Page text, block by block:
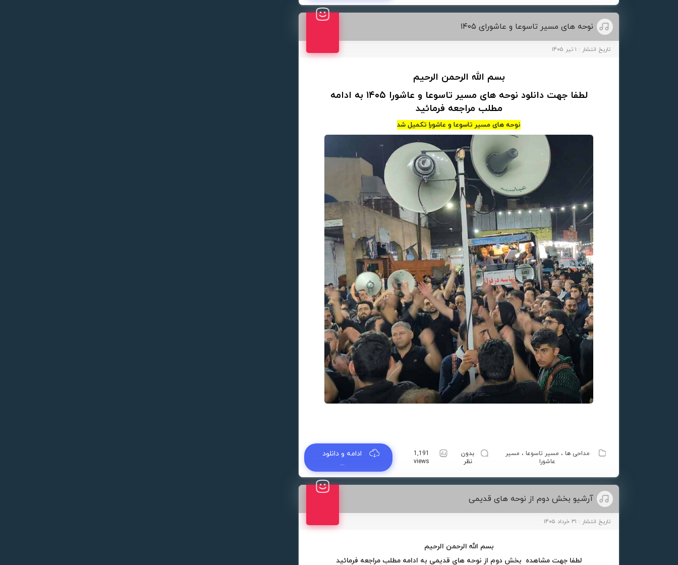
نوحه های مسیر تاسوعا و عاشورای ۱۴۰۵
تاریخ انتشار : ۱ تیر ۱۴۰۵
بسم الله الرحمن الرحیم
لطفا جهت دانلود نوحه های مسیر تاسوعا و عاشورا ۱۴۰۵ به ادامه
مطلب مراجعه فرمائید
نوحه های مسیر تاسوعا و عاشورا تکمیل شد
مداحی ها ، مسیر تاسوعا ، مسیر
عاشورا
بدون
نظر
1,191
views
ادامه و دانلود
...
آرشیو بخش دوم از نوحه های قدیمی
تاریخ انتشار : ۳۱ خرداد ۱۴۰۵
بسم الله الرحمن الرحیم
لطفا جهت مشاهده بخش دوم از نوحه های قدیمی به ادامه مطلب مراجعه فرمائید